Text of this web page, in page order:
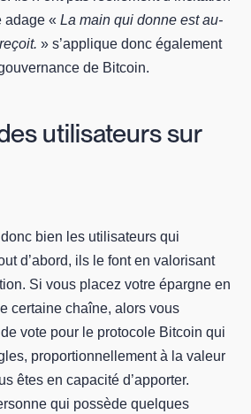
adage «La main qui donne est au-
» s’applique donc également
de Bitcoin.
utilisateurs sur
bien les utilisateurs qui
d’abord, ils le font en valorisant
Si vous placez votre épargne en
certaine chaîne, alors vous
vote pour le protocole Bitcoin qui
proportionnellement à la valeur
êtes en capacité d’apporter.
qui possède quelques